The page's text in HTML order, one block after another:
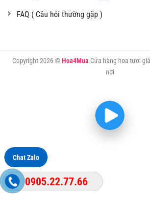
FAQ ( Câu hỏi thường gặp )
Copyright 2026 ©Hoa4Mua Cửa hàng hoa tươi
nơi
Chat Zalo
0905.22.77.66